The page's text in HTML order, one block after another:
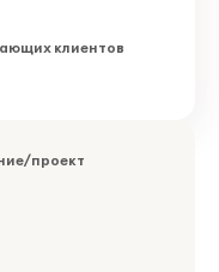
клиентов
проект